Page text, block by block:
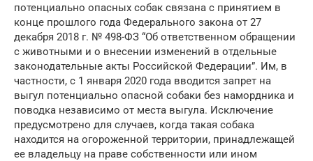
потенциально опасных собак связана с принятием в
конце прошлого года Федерального закона от 27
декабря 2018 г. № 498-ФЗ “Об ответственном обращении
с животными и о внесении изменений в отдельные
законодательные акты Российской Федерации”. Им, в
частности, с 1 января 2020 года вводится запрет на
выгул потенциально опасной собаки без намордника и
поводка независимо от места выгула. Исключение
предусмотрено для случаев, когда такая собака
находится на огороженной территории, принадлежащей
ее владельцу на праве собственности или ином